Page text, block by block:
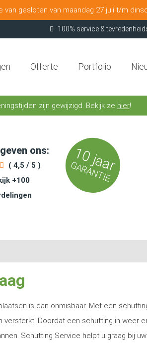
van gesloten van maandag 27 juli t/m
100% service &
Offerte Portfolio
zijn gewijzigd. Bekijk ze hier!
ons:
( 4,5 / 5 )
+100
10 jaar
GARANTIE
is dan onmisbaar. Met een
Doordat een schutting in weer
Schutting Service helpt u graag bij